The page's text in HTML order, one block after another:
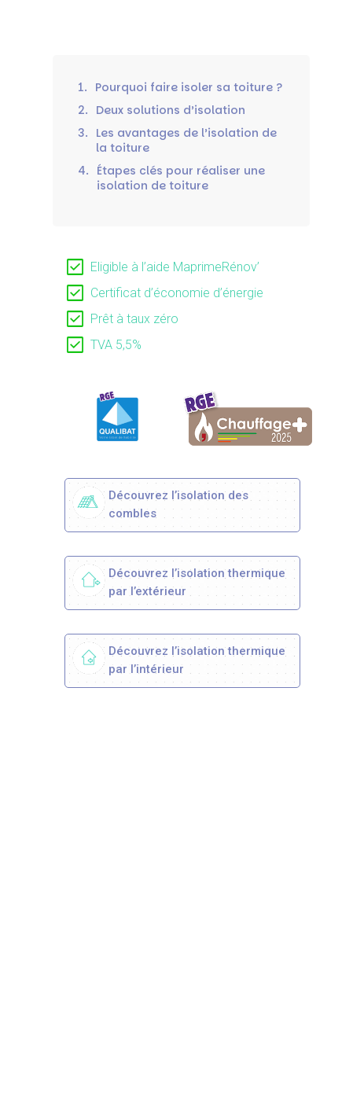
1. Pourquoi faire isoler sa toiture ?
2. Deux solutions d’isolation
3. Les avantages de l’isolation de
la toiture
4. Étapes clés pour réaliser une
isolation de toiture
Eligible à l’aide MaprimeRénov’
Certificat d’économie d’énergie
Prêt à taux zéro
TVA 5,5%
Découvrez l’isolation des
combles
Découvrez l’isolation thermique
par l’extérieur
Découvrez l’isolation thermique
par l’intérieur